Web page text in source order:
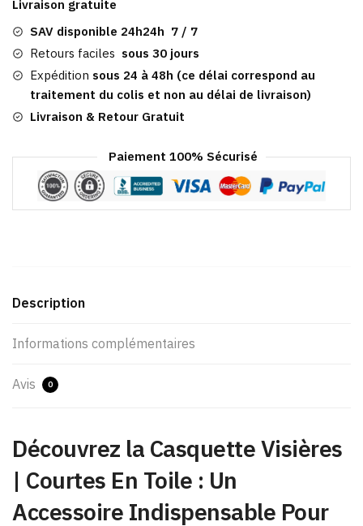
|
Courtes
En
Toile
Livraison gratuite
SAV disponible 24h24h 7 / 7
Retours faciles sous 30 jours
Expédition sous 24 à 48h (ce délai correspond au
traitement du colis et non au délai de livraison)
Livraison & Retour Gratuit
Paiement 100% Sécurisé
Description
Informations complémentaires
Avis 0
Découvrez la Casquette Visières
| Courtes En Toile : Un
Accessoire Indispensable Pour